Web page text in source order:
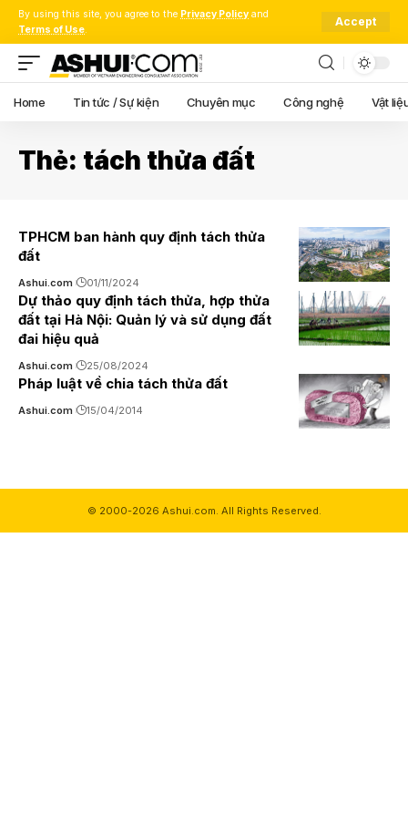
By using this site, you agree to the Privacy Policy and
Terms of Use.
Accept
Home Tin tức / Sự kiện Chuyên mục Công nghệ Vật
Thẻ: tách thửa đất
TPHCM ban hành quy định tách thửa
đất
Ashui.com 01/11/2024
Dự thảo quy định tách thửa, hợp thửa
đất tại Hà Nội: Quản lý và sử dụng đất
đai hiệu quả
Ashui.com 25/08/2024
Pháp luật về chia tách thửa đất
Ashui.com 15/04/2014
© 2000-2026 Ashui.com. All Rights Reserved.